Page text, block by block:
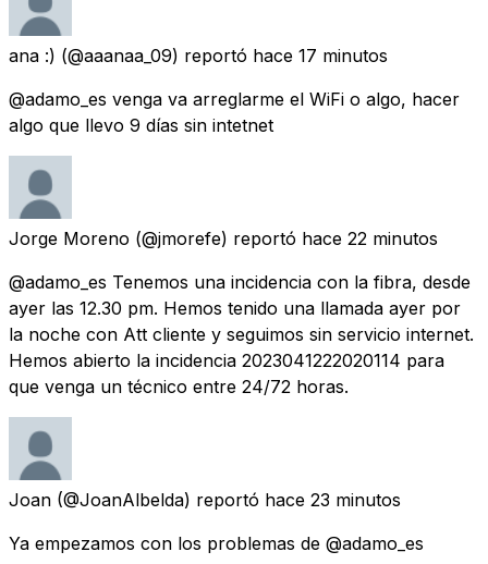
ana :) (@aaanaa_09) reportó hace 17 minutos
@adamo_es venga va arreglarme el WiFi o algo, hacer
algo que llevo 9 días sin intetnet
Jorge Moreno (@jmorefe) reportó hace 22 minutos
@adamo_es Tenemos una incidencia con la fibra, desde
ayer las 12.30 pm. Hemos tenido una llamada ayer por
la noche con Att cliente y seguimos sin servicio internet.
Hemos abierto la incidencia 2023041222020114 para
que venga un técnico entre 24/72 horas.
Joan (@JoanAlbelda) reportó hace 23 minutos
Ya empezamos con los problemas de @adamo_es